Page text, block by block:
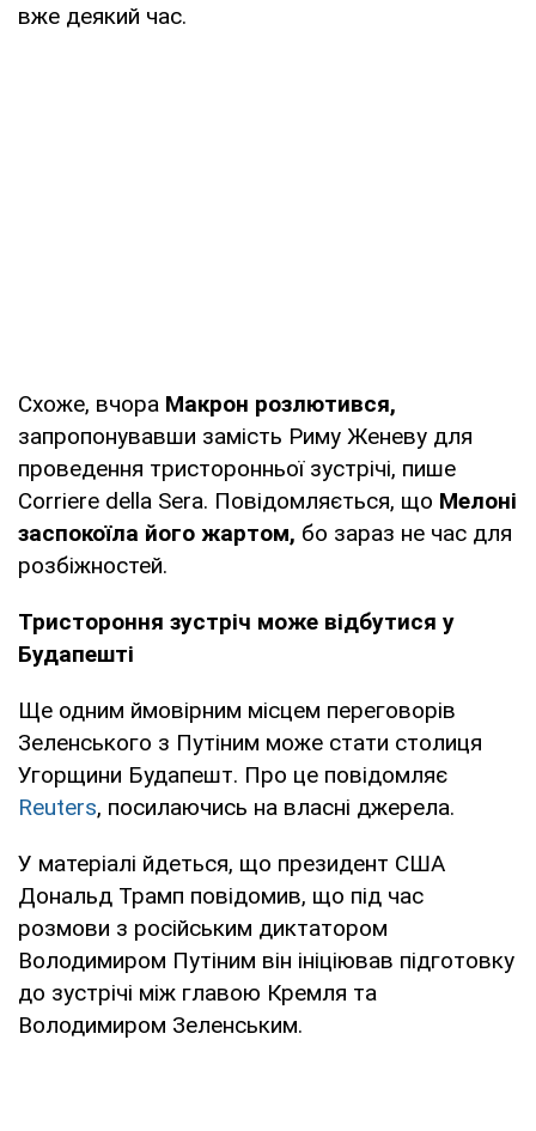
вже деякий час.
Схоже, вчора Макрон розлютився,
запропонувавши замість Риму Женеву для
проведення тристоронньої зустрічі, пише
Corriere della Sera. Повідомляється, що Мелоні
заспокоїла його жартом, бо зараз не час для
розбіжностей.
Тристороння зустріч може відбутися у
Будапешті
Ще одним ймовірним місцем переговорів
Зеленського з Путіним може стати столиця
Угорщини Будапешт. Про це повідомляє
Reuters, посилаючись на власні джерела.
У матеріалі йдеться, що президент США
Дональд Трамп повідомив, що під час
розмови з російським диктатором
Володимиром Путіним він ініціював підготовку
до зустрічі між главою Кремля та
Володимиром Зеленським.